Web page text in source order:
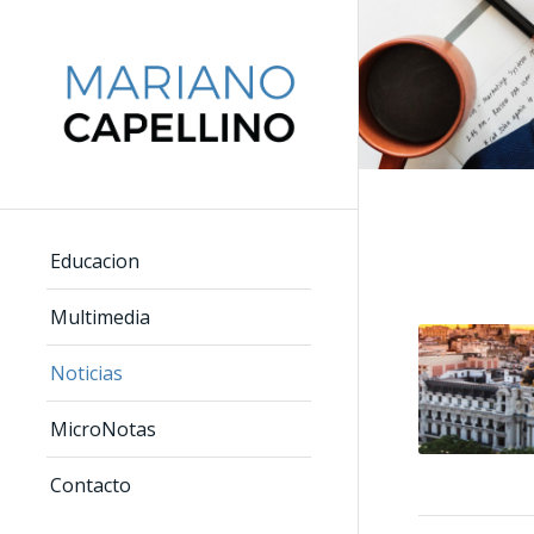
Educacion
Multimedia
Noticias
MicroNotas
Contacto